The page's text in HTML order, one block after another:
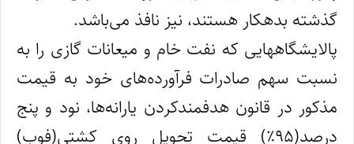
گذشته بدهکار هستند، نیز نافذ می‌باشد.
پالایشگا‌ههایی که نفت خام و میعانات گازی را به
نسبت سهم صادرات فرآورده‌های خود به قیمت
مذکور در قانون هدفمندکردن یارانه‌ها، نود و پنج
درصد(۹۵٪) قیمت تحویل روی کشتی(فوب)